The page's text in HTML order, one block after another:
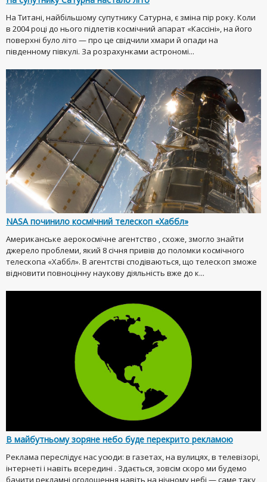
На Титані, найбільшому супутнику Сатурна, є зміна пір року. Коли
в 2004 році до нього підлетів космічний апарат «Кассіні», на його
поверхні було літо — про це свідчили хмари й опади на
південному півкулі. За розрахунками астрономі...
NASA починило космічний телескоп «Хаббл»
Американське аерокосмічне агентство , схоже, змогло знайти
джерело проблеми, який 8 січня привів до поломки космічного
телескопа «Хаббл». В агентстві сподіваються, що телескоп зможе
відновити повноцінну наукову діяльність вже до к...
В майбутньому зоряне небо буде перекрито рекламою
Реклама переслідує нас усюди: в газетах, на вулицях, в телевізорі,
інтернеті і навіть всередині . Здається, зовсім скоро ми будемо
бачити рекламні оголошення навіть на нічному небі — саме таку